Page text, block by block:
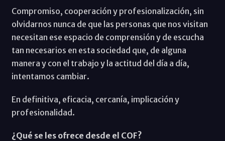
Compromiso, cooperación y profesionalización, sin
olvidarnos nunca de que las personas que nos visitan
necesitan ese espacio de comprensión y de escucha
tan necesarios en esta sociedad que, de alguna
manera y con el trabajo y la actitud del día a día,
intentamos cambiar.
En definitiva, eficacia, cercanía, implicación y
profesionalidad.
¿Qué se les ofrece desde el COF?